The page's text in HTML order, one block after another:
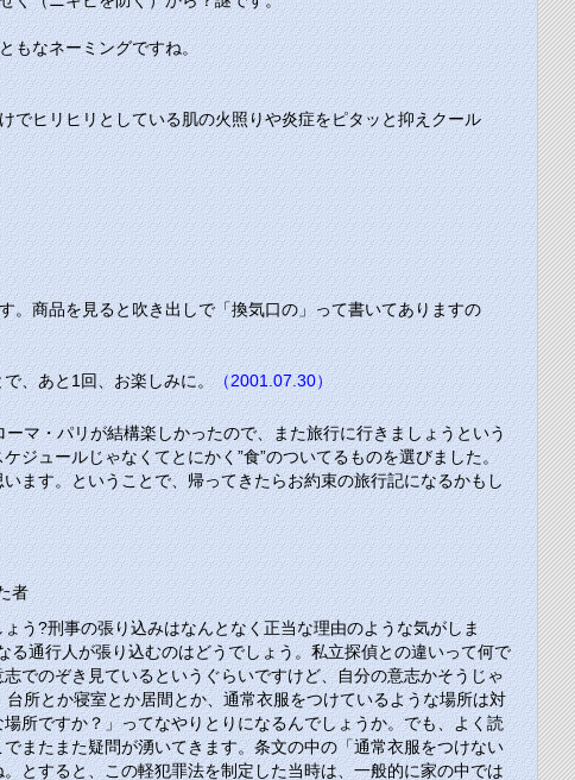
もなネーミングですね。
でヒリヒリとしている肌の火照りや炎症をピタッと抑えクール
。商品を見ると吹き出しで「換気口の」って書いてありますの
、あと1回、お楽しみに。（2001.07.30）
マ・パリが結構楽しかったので、また旅行に行きましょうという
ジュールじゃなくてとにかく”食”のついてるものを選びました。
ます。ということで、帰ってきたらお約束の旅行記になるかもし
者
う?刑事の張り込みはなんとなく正当な理由のような気がしま
通行人が張り込むのはどうでしょう。私立探偵との違いって何で
でのぞき見ているというぐらいですけど、自分の意志かそうじゃ
所とか寝室とか居間とか、通常衣服をつけているような場所は対
所ですか？」ってなやりとりになるんでしょうか。でも、よく読
またまた疑問が湧いてきます。条文の中の「通常衣服をつけない
とすると、この軽犯罪法を制定した当時は、一般的に家の中では